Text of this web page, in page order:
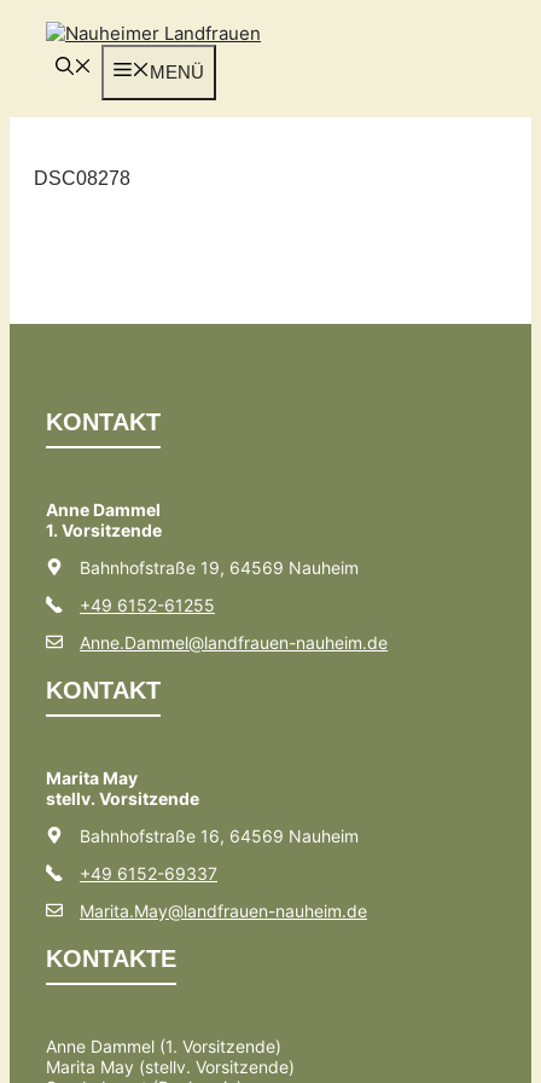
Inhalt
springen
MENÜ
DSC08278
KONTAKT
Anne Dammel
1. Vorsitzende
Bahnhofstraße 19, 64569 Nauheim
+49 6152-61255
Anne.Dammel@landfrauen-nauheim.de
KONTAKT
Marita May
stellv. Vorsitzende
Bahnhofstraße 16, 64569 Nauheim
+49 6152-69337
Marita.May@landfrauen-nauheim.de
KONTAKTE
Anne Dammel (1. Vorsitzende)
Marita May (stellv. Vorsitzende)